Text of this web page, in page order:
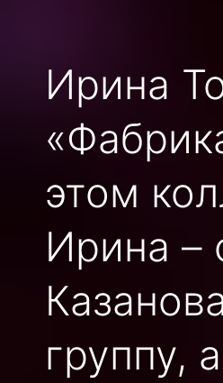
Ирина
этом
Ирина –
группу,